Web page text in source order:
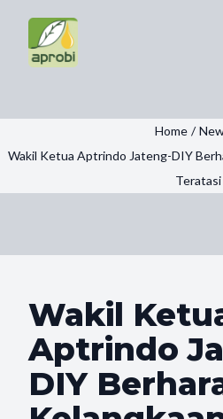
Home /
Wakil Ketua Aptrindo Jateng-DIY
Teratasi
Wakil
Aptrindo
DIY